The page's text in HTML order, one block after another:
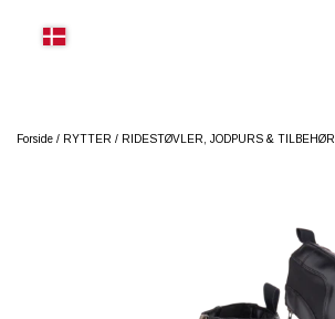
NYHEDER
STRIGLER & TILBEHØR
LEMIEUX TOY PONY
TIL HESTEPIGER
Forside RYTTER RIDESTØVLER, JODPURS & TILBEHØR